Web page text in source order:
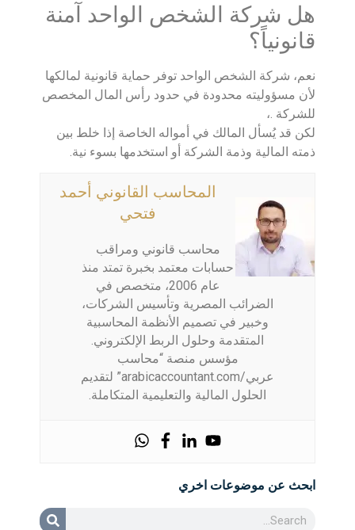
هل شركة الشخص الواحد آمنة
قانونياً؟
نعم، شركة الشخص الواحد توفر حماية قانونية لمالكها
لأن مسؤوليته محدودة في حدود رأس المال المخصص
للشركة .،
لكن قد يُسأل المالك في أمواله الخاصة إذا خلط بين
ذمته المالية وذمة الشركة أو استخدمها بسوء نية.
المحاسب القانوني أحمد
فتحي
محاسب قانوني ومراقب
حسابات معتمد بخبرة تمتد منذ
عام 2006، متخصص في
الضرائب المصرية وتأسيس الشركات،
وخبير في تصميم الأنظمة المحاسبية
المتقدمة وحلول الربط الإلكتروني.
مؤسس منصة “محاسب
عربي/arabicaccountant.com” لتقديم
الحلول المالية والتعليمية المتكاملة.
ابحث عن موضوعات اخري